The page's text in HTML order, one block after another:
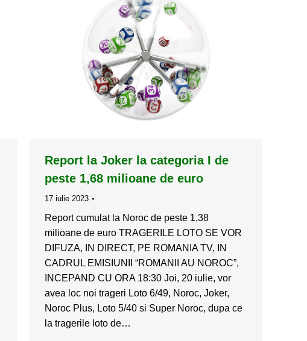
Report la Joker la categoria I de
peste 1,68 milioane de euro
17 iulie 2023
Report cumulat la Noroc de peste 1,38
milioane de euro TRAGERILE LOTO SE VOR
DIFUZA, IN DIRECT, PE ROMANIA TV, IN
CADRUL EMISIUNII “ROMANII AU NOROC”,
INCEPAND CU ORA 18:30 Joi, 20 iulie, vor
avea loc noi trageri Loto 6/49, Noroc, Joker,
Noroc Plus, Loto 5/40 si Super Noroc, dupa ce
la tragerile loto de…